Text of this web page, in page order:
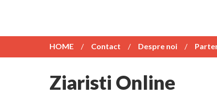
HOME Contact Despre noi
Ziaristi Online